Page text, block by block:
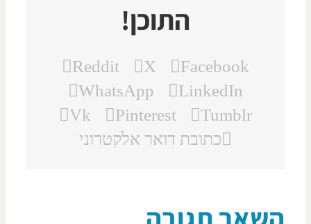
התוכן!
Facebook
X
Reddit
LinkedIn
WhatsApp
Tumblr
Pinterest
Vk
כתובת דואר אלקטרוני